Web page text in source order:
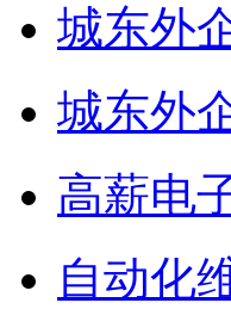
城东外
城东外
高薪电
自动化